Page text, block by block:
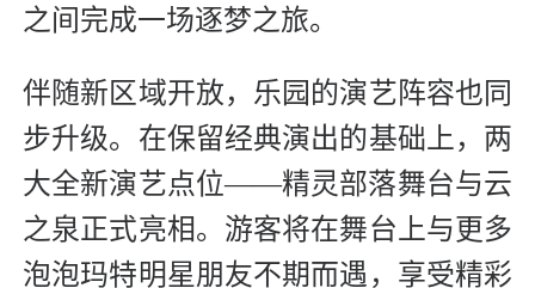
之间完成一场逐梦之旅。
伴随新区域开放，乐园的演艺阵容也同
步升级。在保留经典演出的基础上，两
大全新演艺点位——精灵部落舞台与云
之泉正式亮相。游客将在舞台上与更多
泡泡玛特明星朋友不期而遇，享受精彩